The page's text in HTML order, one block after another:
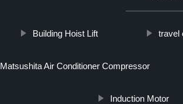
Building Hoist Lift travel
Matsushita Air Conditioner Compressor
Induction Motor